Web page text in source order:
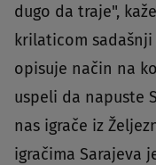
dugo da traje",
krilaticom
opisuje način na
uspeli da napuste
nas igrače iz
igračima Sarajeva